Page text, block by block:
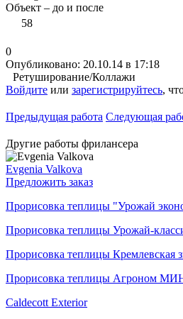
Объект – до и после
58
0
Опубликовано: 20.10.14 в 17:18
Ретуширование/Коллажи
Войдите или зарегистрируйтесь,
Предыдущая работа Следующая
Другие работы фрилансера
Evgenia Valkova
Предложить заказ
Прорисовка теплицы "Урожай
Прорисовка теплицы Урожай-
Прорисовка теплицы Кремлевская
Прорисовка теплицы Агроном
Caldecott Exterior